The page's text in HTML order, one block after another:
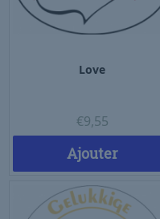
Love
€9,55
Ajouter